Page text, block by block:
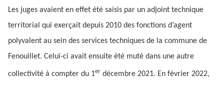
Les juges avaient en effet été saisis par un adjoint technique
territorial qui exerçait depuis 2010 des fonctions d’agent
polyvalent au sein des services techniques de la commune de
Fenouillet. Celui-ci avait ensuite été muté dans une autre
collectivité à compter du 1er décembre 2021. En février 2022,